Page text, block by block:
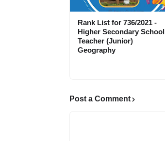
Rank List for 736/2021 -
Higher Secondary School
Teacher (Junior)
Geography
Post a Comment